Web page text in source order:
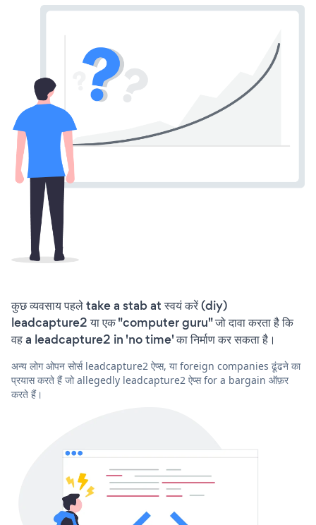
कुछ व्यवसाय पहले take a stab at स्वयं करें (diy)
leadcapture2 या एक "computer guru" जो दावा करता है कि
वह a leadcapture2 in 'no time' का निर्माण कर सकता है।
अन्य लोग ओपन सोर्स leadcapture2 ऐप्स, या foreign companies ढूंढने का
प्रयास करते हैं जो allegedly leadcapture2 ऐप्स for a bargain ऑफ़र
करते हैं।